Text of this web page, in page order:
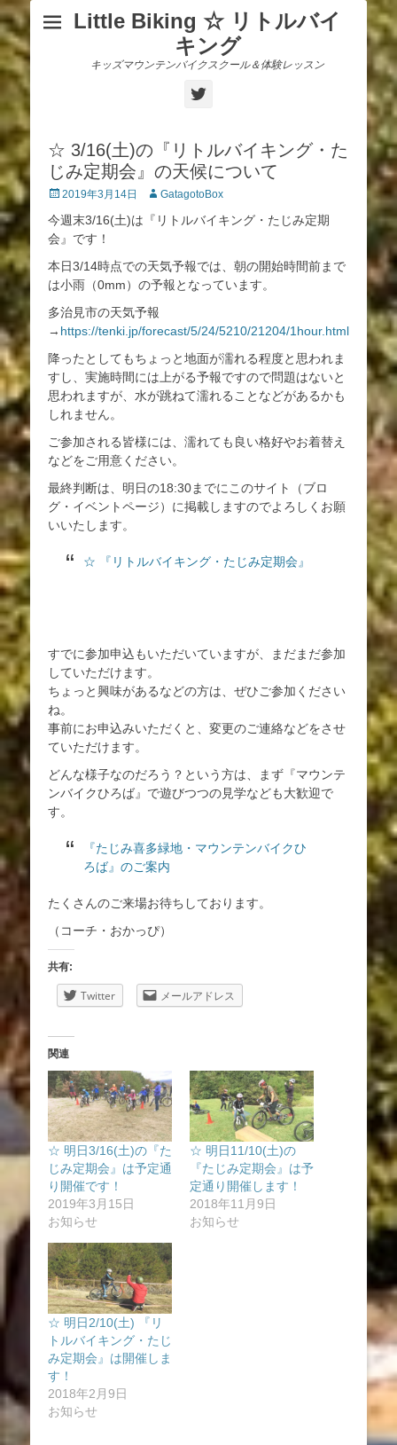
Little Biking ☆ リトルバイ
キング
キッズマウンテンバイクスクール＆体験レッスン
☆ 3/16(土)の『リトルバイキング・た
じみ定期会』の天候について
投
日
2019年3月14日
投 GatagotoBox
今週末3/16(土)は『リトルバイキング・たじみ定期
会』です！
本日3/14時点での天気予報では、朝の開始時間前まで
は小雨（0mm）の予報となっています。
多治見市の天気予報
→ https://tenki.jp/forecast/5/24/5210/21204/1hour.html
降ったとしてもちょっと地面が濡れる程度と思われま
すし、実施時間には上がる予報ですので問題はないと
思われますが、水が跳ねて濡れることなどがあるかも
しれません。
ご参加される皆様には、濡れても良い格好やお着替え
などをご用意ください。
最終判断は、明日の18:30までにこのサイト（ブロ
グ・イベントページ）に掲載しますのでよろしくお願
いいたします。
☆ 『リトルバイキング・たじみ定期会』
すでに参加申込もいただいていますが、まだまだ参加
していただけます。
ちょっと興味があるなどの方は、ぜひご参加ください
ね。
事前にお申込みいただくと、変更のご連絡などをさせ
ていただけます。
どんな様子なのだろう？という方は、まず『マウンテ
ンバイクひろば』で遊びつつの見学なども大歓迎で
す。
『たじみ喜多緑地・マウンテンバイクひ
ろば』のご案内
たくさんのご来場お待ちしております。
（コーチ・おかっぴ）
共有:
Twitter メールアドレス
関連
☆ 明日3/16(土)の『た
じみ定期会』は予定通
り開催です！
2019年3月15日
お知らせ
☆ 明日11/10(土)の
『たじみ定期会』は予
定通り開催します！
2018年11月9日
お知らせ
☆ 明日2/10(土) 『リ
トルバイキング・たじ
み定期会』は開催しま
す！
2018年2月9日
お知らせ